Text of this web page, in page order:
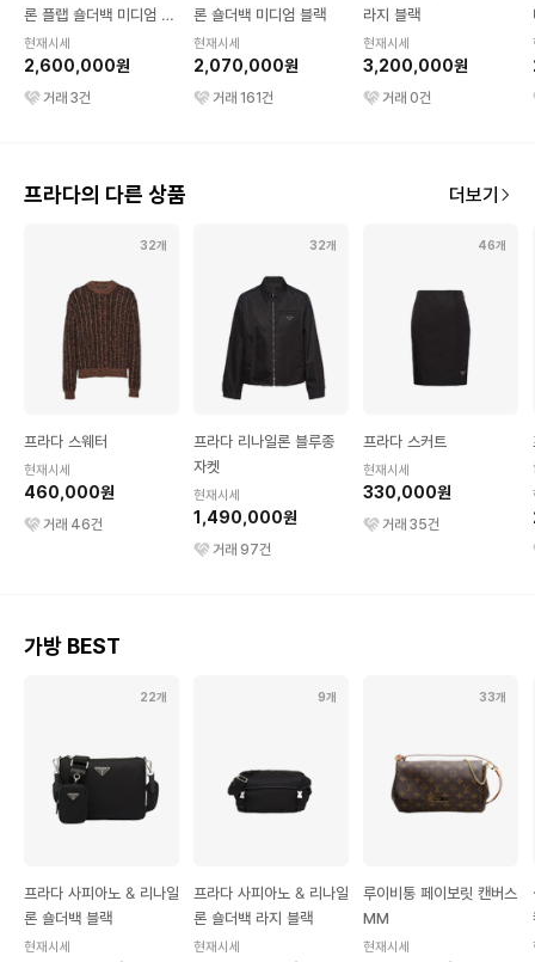
론 플랩 숄더백 미디엄 블
랙
현재시세
2,600,000원
거래 3건
론 숄더백 미디엄 블랙
현재시세
2,070,000원
거래 161건
라지 블랙
현재시세
3,200,000원
거래 0건
프라다의 다른 상품 더보기
32개
프라다 스웨터
현재시세
460,000원
거래 46건
32개
프라다 리나일론 블루종
자켓
현재시세
1,490,000원
거래 97건
46개
프라다 스커트
현재시세
330,000원
거래 35건
가방 BEST
22개
프라다 사피아노 & 리나일
론 숄더백 블랙
현재시세
9개
프라다 사피아노 & 리나일
론 숄더백 라지 블랙
현재시세
33개
루이비통 페이보릿 캔버스
MM
현재시세